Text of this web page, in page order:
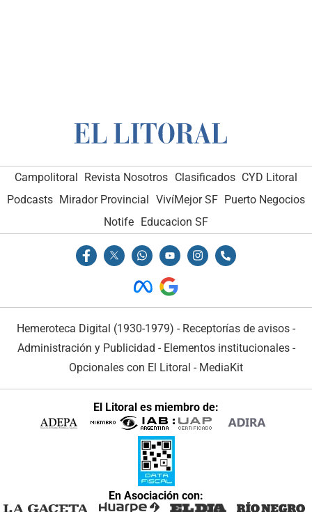
Campolitoral Revista Nosotros Clasificados CYD Litoral
Podcasts Mirador Provincial VivíMejor SF Puerto Negocios
Notife Educacion SF
Hemeroteca Digital (1930-1979) - Receptorías de avisos -
Administración y Publicidad - Elementos institucionales-
Opcionales con El Litoral - MediaKit
El Litoral es miembro de:
En Asociación con: